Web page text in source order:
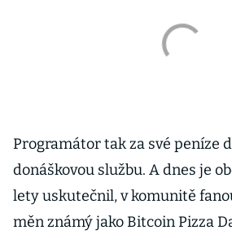
Programátor tak za své peníze
donáškovou službu. A dnes je
lety uskutečnil, v komunitě
měn známý jako Bitcoin Pizza